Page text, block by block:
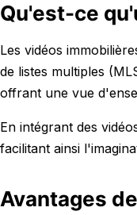
Qu'est-ce
Les vidéos
de listes multiples
offrant une vue
En intégrant des
facilitant ainsi
Avantages